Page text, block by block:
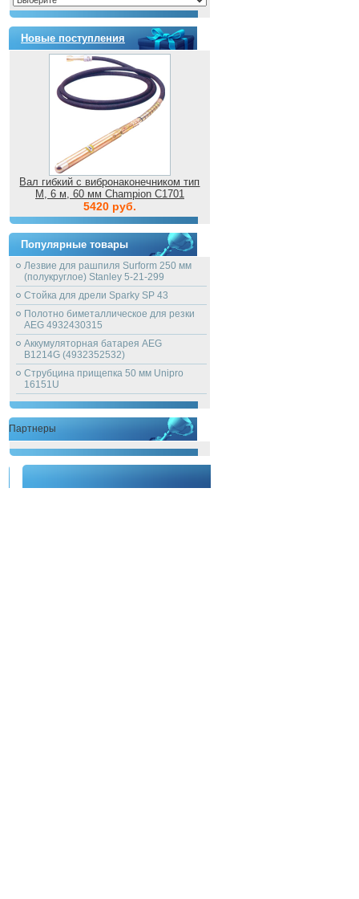
Новые поступления
Вал гибкий с вибронаконечником тип
M, 6 м, 60 мм Champion C1701
5420 руб.
Популярные товары
Лезвие для рашпиля Surform 250 мм
(полукруглое) Stanley 5-21-299
Стойка для дрели Sparky SP 43
Полотно биметаллическое для резки
AEG 4932430315
Аккумуляторная батарея AEG
B1214G (4932352532)
Струбцина прищепка 50 мм Unipro
16151U
Партнеры